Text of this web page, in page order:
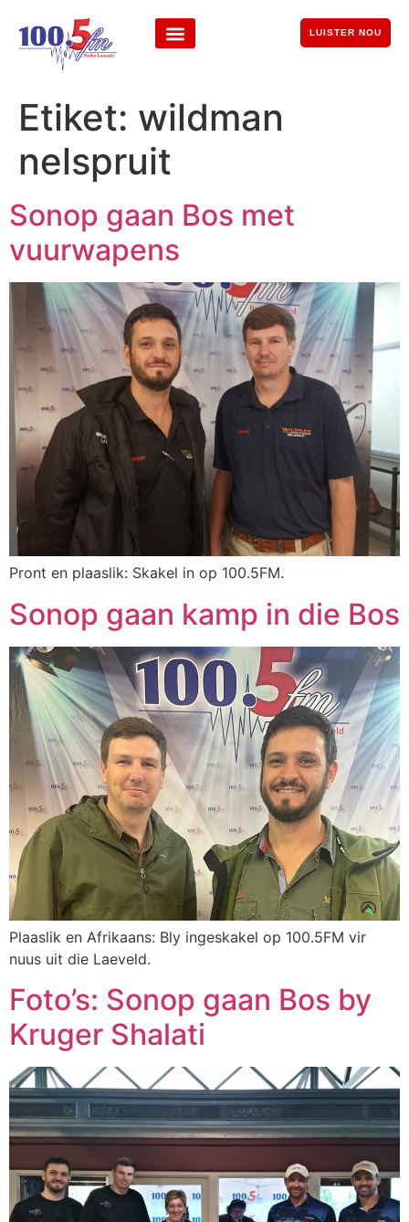
LUISTER NOU
Etiket: wildman
nelspruit
Sonop gaan Bos met
vuurwapens
Pront en plaaslik: Skakel in op 100.5FM.
Sonop gaan kamp in die Bos
Plaaslik en Afrikaans: Bly ingeskakel op 100.5FM vir
nuus uit die Laeveld.
Foto’s: Sonop gaan Bos by
Kruger Shalati